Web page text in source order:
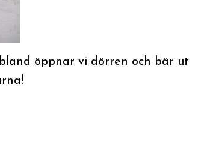
öppnar vi dörren och bär ut